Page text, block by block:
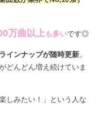
万曲以上 も多いです◎
ラインナップが随時更新。
どんどん増え続けていま
しみたい！」という人な